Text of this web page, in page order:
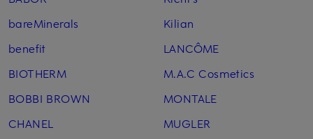
bareMinerals
benefit
BIOTHERM
BOBBI BROWN
CHANEL
Kilian
LANCÔME
M.A.C Cosmetics
MONTALE
MUGLER